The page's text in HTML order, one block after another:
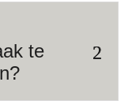
te